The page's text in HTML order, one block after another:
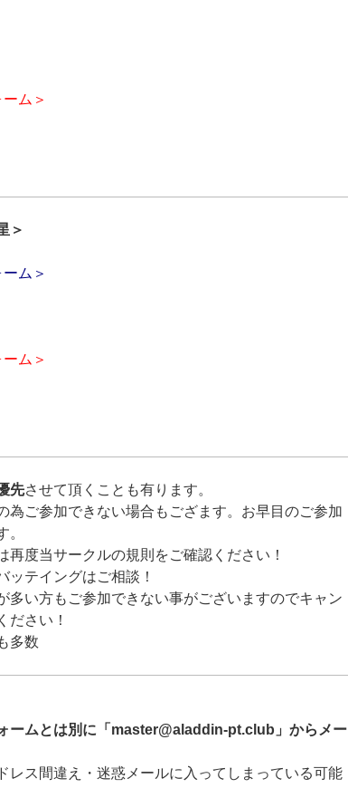
ム＞
＞
ム＞
ム＞
先させて頂くことも有ります。
為ご参加できない場合もござます。お早目のご参加
。
再度当サークルの規則をご確認ください！
ッテイングはご相談！
多い方もご参加できない事がございますのでキャン
ださい！
多数
ームとは別に「master@aladdin-pt.club」からメー
レス間違え・迷惑メールに入ってしまっている可能